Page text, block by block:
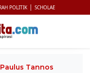
POLITIK | SCHOLAE
Tannos